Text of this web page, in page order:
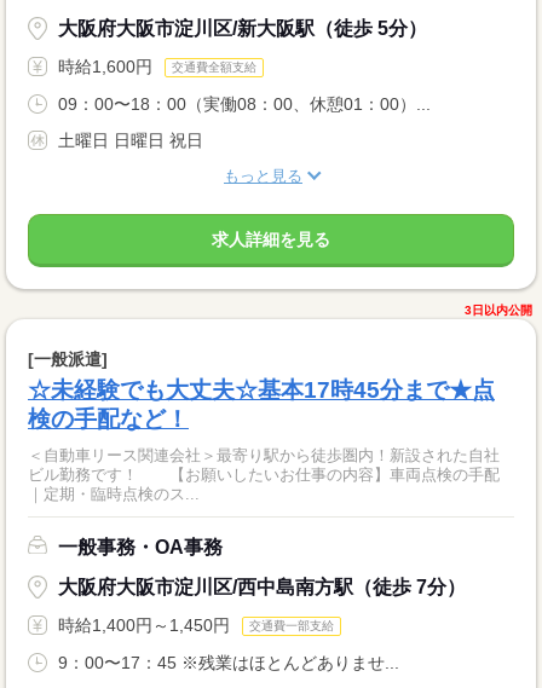
大阪府大阪市淀川区/新大阪駅（徒歩 5分）
時給1,600円 交通費全額支給
09：00〜18：00（実働08：00、休憩01：00）...
土曜日 日曜日 祝日
もっと見る
求人詳細を見る
3日以内公開
[一般派遣]
☆未経験でも大丈夫☆基本17時45分まで★点
検の手配など！
＜自動車リース関連会社＞最寄り駅から徒歩圏内！新設された自社
ビル勤務です！ 【お願いしたいお仕事の内容】車両点検の手配
｜定期・臨時点検のス...
一般事務・OA事務
大阪府大阪市淀川区/西中島南方駅（徒歩 7分）
時給1,400円～1,450円 交通費一部支給
9：00〜17：45 ※残業はほとんどありませ...